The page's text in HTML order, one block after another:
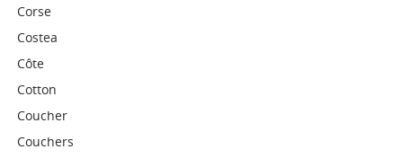
Corse
Costea
Côte
Cotton
Coucher
Couchers